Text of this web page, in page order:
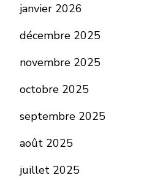
janvier 2026
décembre 2025
novembre 2025
octobre 2025
septembre 2025
août 2025
juillet 2025